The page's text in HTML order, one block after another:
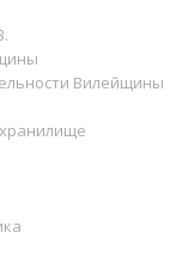
Вилейщины